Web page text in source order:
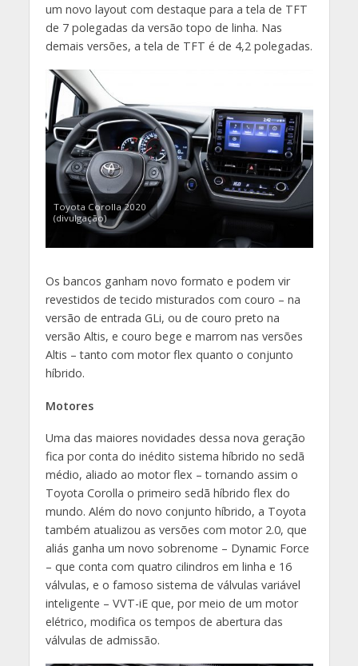
um novo layout com destaque para a tela de TFT
de 7 polegadas da versão topo de linha. Nas
demais versões, a tela de TFT é de 4,2 polegadas.
Toyota Corolla 2020
(divulgação)
Os bancos ganham novo formato e podem vir
revestidos de tecido misturados com couro – na
versão de entrada GLi, ou de couro preto na
versão Altis, e couro bege e marrom nas versões
Altis – tanto com motor flex quanto o conjunto
híbrido.
Motores
Uma das maiores novidades dessa nova geração
fica por conta do inédito sistema híbrido no sedã
médio, aliado ao motor flex – tornando assim o
Toyota Corolla o primeiro sedã híbrido flex do
mundo. Além do novo conjunto híbrido, a Toyota
também atualizou as versões com motor 2.0, que
aliás ganha um novo sobrenome – Dynamic Force
– que conta com quatro cilindros em linha e 16
válvulas, e o famoso sistema de válvulas variável
inteligente – VVT-iE que, por meio de um motor
elétrico, modifica os tempos de abertura das
válvulas de admissão.